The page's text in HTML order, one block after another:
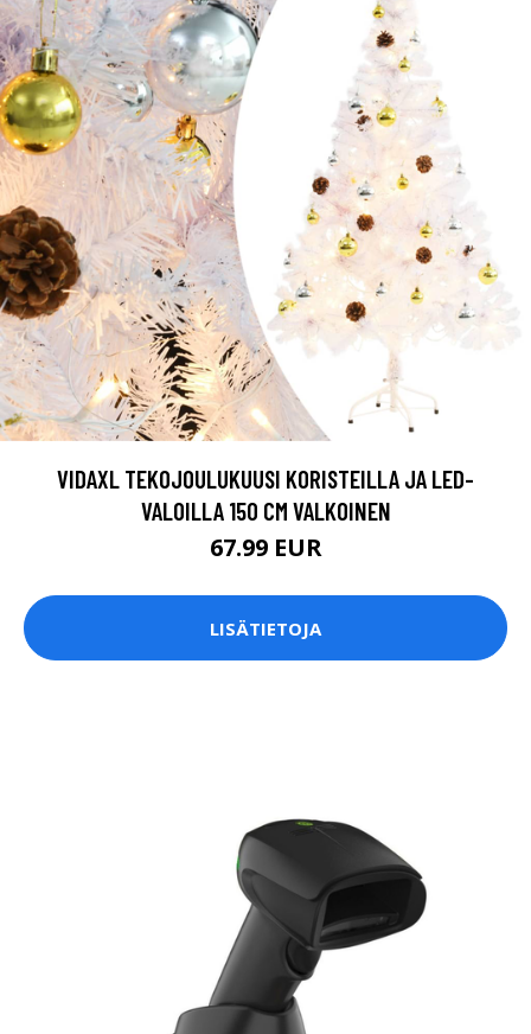
VIDAXL TEKOJOULUKUUSI KORISTEILLA JA LED-
VALOILLA 150 CM VALKOINEN
67.99 EUR
LISÄTIETOJA